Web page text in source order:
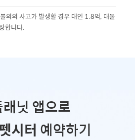
의의 사고가 발생할 경우 대인 1.8억, 대물
합니다.
래닛 앱으로
시터 예약하기